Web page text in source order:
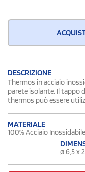
DESCRIZIONE
Thermos in acciaio
parete isolante. Il tappo
thermos può essere
MATERIALE
100% Acciaio Inossidabile
ø 6,5 x